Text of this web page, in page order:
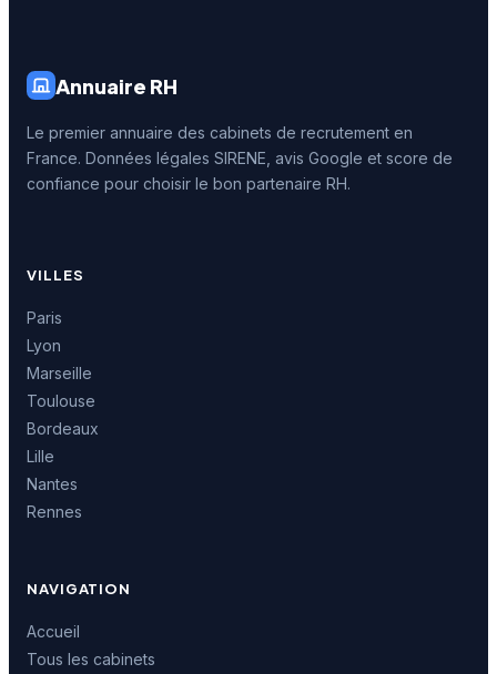
Annuaire RH
Le premier annuaire des cabinets de recrutement en
France. Données légales SIRENE, avis Google et score de
confiance pour choisir le bon partenaire RH.
VILLES
Paris
Lyon
Marseille
Toulouse
Bordeaux
Lille
Nantes
Rennes
NAVIGATION
Accueil
Tous les cabinets